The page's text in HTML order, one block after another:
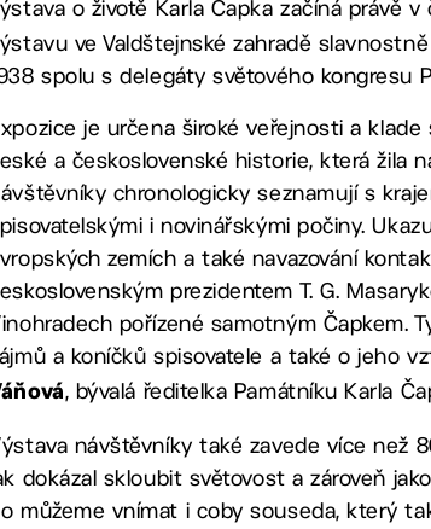
o životě Karla Čapka začíná právě v
ve Valdštejnské zahradě
spolu s delegáty světového kongresu
je určena široké veřejnosti a
a československé historie, která žila
chronologicky seznamují s
i novinářskými počiny.
zemích a také navazování
prezidentem T. G.
pořízené samotným Čapkem.
a koníčků spisovatele a také o jeho
, bývalá ředitelka Památníku Karla
návštěvníky také zavede více než
dokázal skloubit světovost a zároveň
můžeme vnímat i coby souseda, který